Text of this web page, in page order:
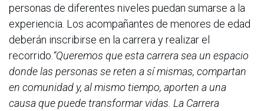
personas de diferentes niveles puedan sumarse a la
experiencia. Los acompañantes de menores de edad
deberán inscribirse en la carrera y realizar el
recorrido.“Queremos que esta carrera sea un espacio
donde las personas se reten a sí mismas, compartan
en comunidad y, al mismo tiempo, aporten a una
causa que puede transformar vidas. La Carrera